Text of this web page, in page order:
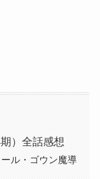
）全話感想
ル・ゴウン魔導